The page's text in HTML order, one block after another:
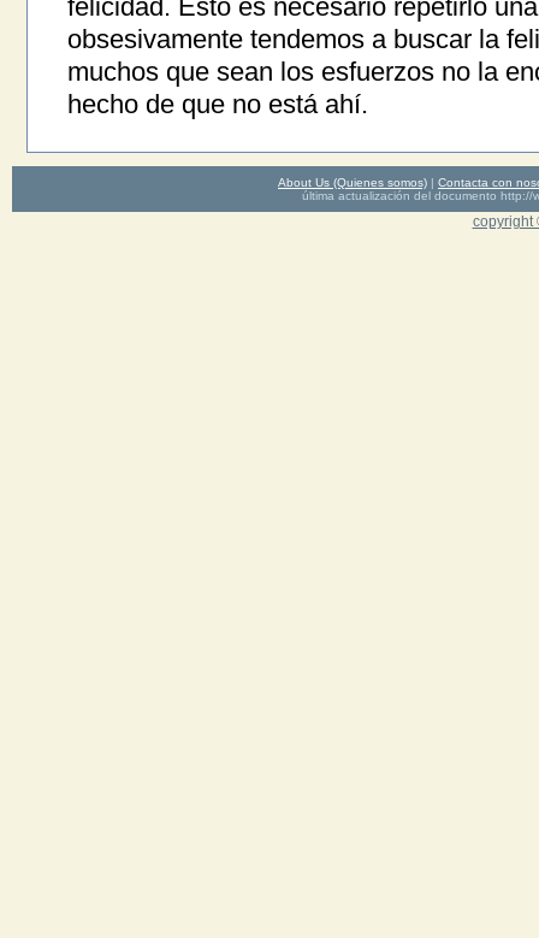
felicidad. Esto es necesario repetirlo
obsesivamente tendemos a buscar la
muchos que sean los esfuerzos no la
hecho de que no está ahí.
About Us (Quienes somos) | Contacta con
última actualización del documento http://
copyright